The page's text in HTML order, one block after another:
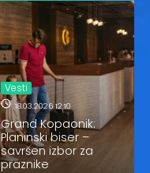
Vesti
18.03.2026 12:10
Grand Kopaonik:
Planinski biser –
savršen izbor za
praznike